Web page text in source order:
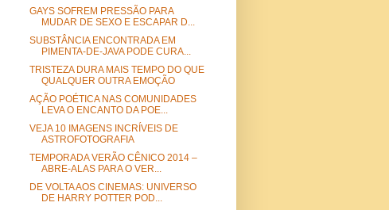
GAYS SOFREM PRESSÃO PARA
MUDAR DE SEXO E ESCAPAR D...
SUBSTÂNCIA ENCONTRADA EM
PIMENTA-DE-JAVA PODE CURA...
TRISTEZA DURA MAIS TEMPO DO QUE
QUALQUER OUTRA EMOÇÃO
AÇÃO POÉTICA NAS COMUNIDADES
LEVA O ENCANTO DA POE...
VEJA 10 IMAGENS INCRÍVEIS DE
ASTROFOTOGRAFIA
TEMPORADA VERÃO CÊNICO 2014 –
ABRE-ALAS PARA O VER...
DE VOLTA AOS CINEMAS: UNIVERSO
DE HARRY POTTER POD...